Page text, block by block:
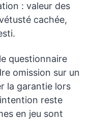
: valeur des
cachée,
questionnaire
omission sur un
la garantie lors
reste
en jeu sont